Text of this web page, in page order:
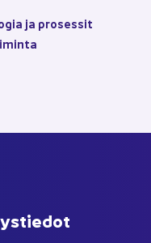
ja pro­ses­sit